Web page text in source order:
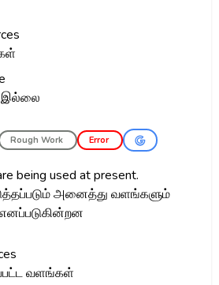
இல்லை
Rough Work Error
being used at present.
அனைத்து வளங்களும்
வளங்கள்